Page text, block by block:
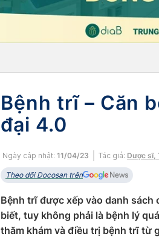
Bệnh trĩ – Căn
đại 4.0
Ngày cập nhật: 11/04/23 Tác giả: Dược sĩ,
Theo dõi Docosan trên
Bệnh trĩ được xếp vào danh sách
biết, tuy không phải là bệnh lý
thăm khám và điều trị bệnh trĩ từ